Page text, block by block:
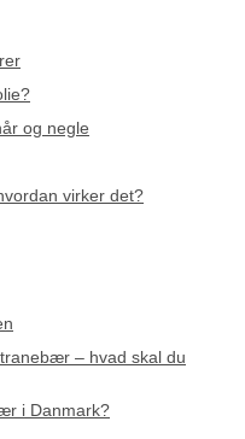
og negle
virker det?
– hvad skal du
i Danmark?